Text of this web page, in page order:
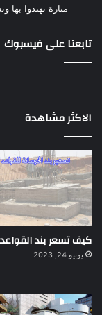
منارة تهتدوا بها
تابعنا على فيسبوك
الاكثر مشاهدة
كيف تسعر بند القواعد
يونيو 24, 2023